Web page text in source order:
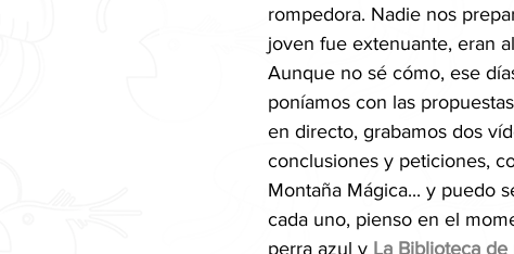
rompedora. Nadie nos
joven fue extenuante, eran
Aunque no sé cómo, ese
poníamos con las
en directo, grabamos dos
conclusiones y peticiones,
Montaña Mágica... y puedo
cada uno, pienso en el
perra azul y La Biblioteca